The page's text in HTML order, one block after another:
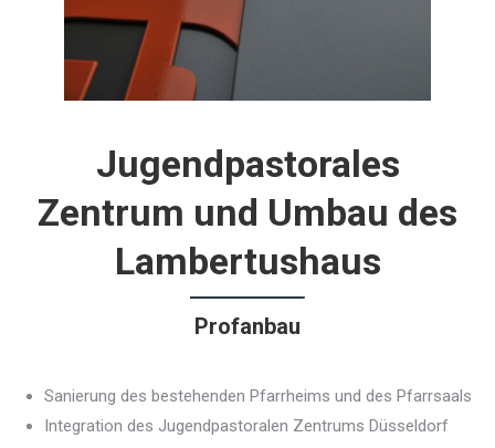
Jugendpastorales
Zentrum und Umbau des
Lambertushaus
Profanbau
Sanierung des bestehenden Pfarrheims und des Pfarrsaals
Integration des Jugendpastoralen Zentrums Düsseldorf